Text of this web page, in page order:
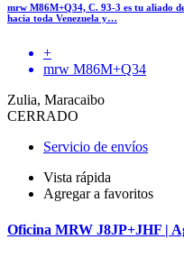
mrw M86M+Q34, C. 93-3 es tu aliado
hacia toda Venezuela y…
+
mrw M86M+Q34
Zulia, Maracaibo
CERRADO
Servicio de envíos
Vista rápida
Agregar a favoritos
Oficina MRW J8JP+JHF |